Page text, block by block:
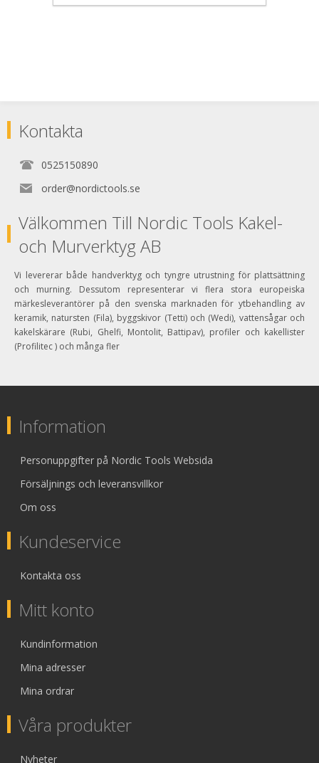
Kontakta
0525150890
order@nordictools.se
Välkommen Till Nordic Tools Kakel-
och Murverktyg AB
Vi levererar både handverktyg och tyngre utrustning för plattsättning
och murning. Dessutom representerar vi flera stora europeiska
märkesleverantörer på den svenska marknaden för ytbehandling av
keramik, natursten (Fila), byggskivor (Tetti) och (Wedi), vattensågar och
kakelskärare (Rubi, Ghelfi, Montolit, Battipav), profiler och kakellister
(Profilitec ) och många fler
Information
Personuppgifter på Nordic Tools Websida
Försäljnings och leveransvillkor
Om oss
Kundeservice
Kontakta oss
Mitt konto
Kundinformation
Mina adresser
Mina ordrar
Våra produkter
Nyheter